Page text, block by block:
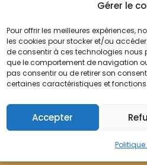
Gérer le
Pour offrir les meilleures expériences,
les cookies pour stocker et/ou
de consentir à ces technologies nous
que le comportement de navigation
pas consentir ou de retirer son
certaines caractéristiques et fonctions.
Accepter
Votre panier
Mentions légales
Politique de
© Archives